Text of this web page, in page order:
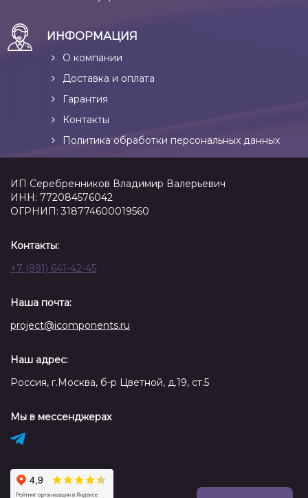
ИНФОРМАЦИЯ
О компании
Доставка и оплата
Гарантия
Контакты
Политика обработки персональных данных
ИП Серебренников Владимир Валерьевич
ИНН: 772084576042
ОГРНИП: 318774600019560
Контакты:
+7 (991) 641-42-45
Наша почта:
project@icomponents.ru
Наш адрес:
Россия, г.Москва, б-р Цветной, д.19, ст.5
Мы в мессенджерах